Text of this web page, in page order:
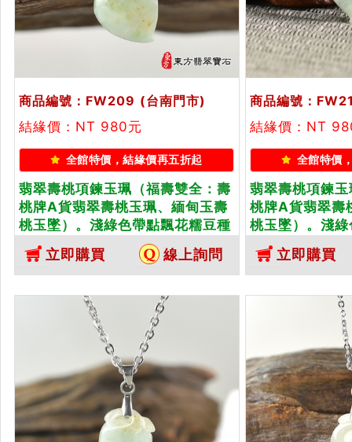
商品編號：FW209 (台南門市)
結緣價：NT 980元
全館特價，結緣價再五折起
翡翠壽桃項鍊玉珮（福壽雙全：壽
桃牌A貨翡翠壽桃玉珮、緬甸玉壽
桃玉墜）。淺綠色帶點飄花糯豆種
壽桃，FW209。客製化訂做各種
翡翠壽桃吊墜玉珮項鍊。★附A貨
翡翠雙證書
立即購買 線上詢問
商品編號：
結緣價：NT
全館特價
翡翠壽桃項鍊
桃牌A貨翡翠壽
桃玉墜）。淺
壽桃，FW210
翠壽桃吊墜玉
翠雙證書
立即購買